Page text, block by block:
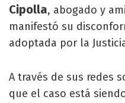
Cipolla, abogado y
manifestó su
adoptada por la
A través de sus redes
que el caso está